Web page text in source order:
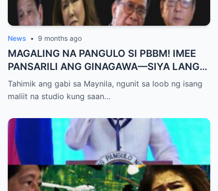
News • 9 months ago
MAGALING NA PANGULO SI PBBM! IMEE
PANSARILI ANG GINAGAWA—SIYA LANG
ANG MAKIKINABANG! — SAL PANELO
Tahimik ang gabi sa Maynila, ngunit sa loob ng isang
maliit na studio kung saan…